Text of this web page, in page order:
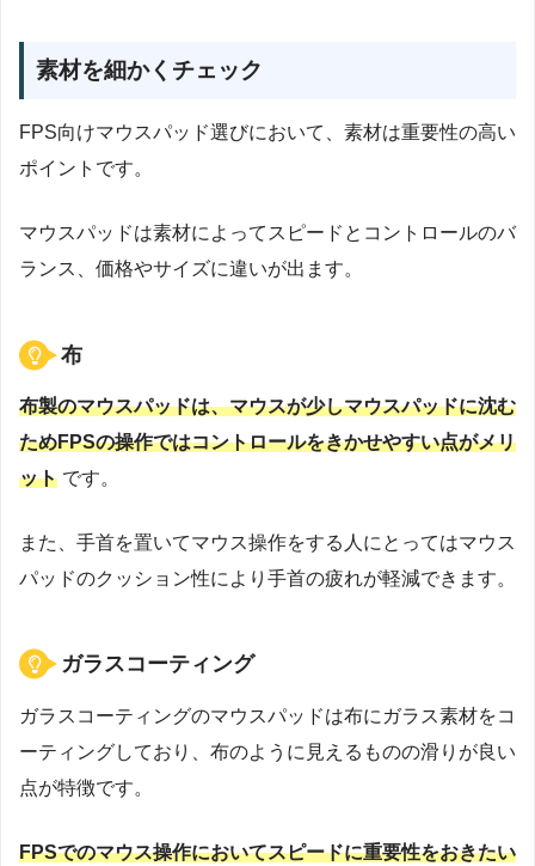
素材を細かくチェック
FPS向けマウスパッド選びにおいて、素材は重要性の高い
ポイントです。
マウスパッドは素材によってスピードとコントロールのバ
ランス、価格やサイズに違いが出ます。
布
布製のマウスパッドは、マウスが少しマウスパッドに沈む
ためFPSの操作ではコントロールをきかせやすい点がメリ
ット です。
また、手首を置いてマウス操作をする人にとってはマウス
パッドのクッション性により手首の疲れが軽減できます。
ガラスコーティング
ガラスコーティングのマウスパッドは布にガラス素材をコ
ーティングしており、布のように見えるものの滑りが良い
点が特徴です。
FPSでのマウス操作においてスピードに重要性をおきたい